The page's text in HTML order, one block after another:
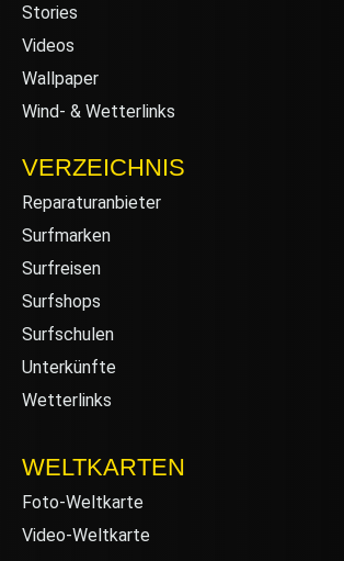
Stories
Videos
Wallpaper
Wind- & Wetterlinks
VERZEICHNIS
Reparaturanbieter
Surfmarken
Surfreisen
Surfshops
Surfschulen
Unterkünfte
Wetterlinks
WELTKARTEN
Foto-Weltkarte
Video-Weltkarte